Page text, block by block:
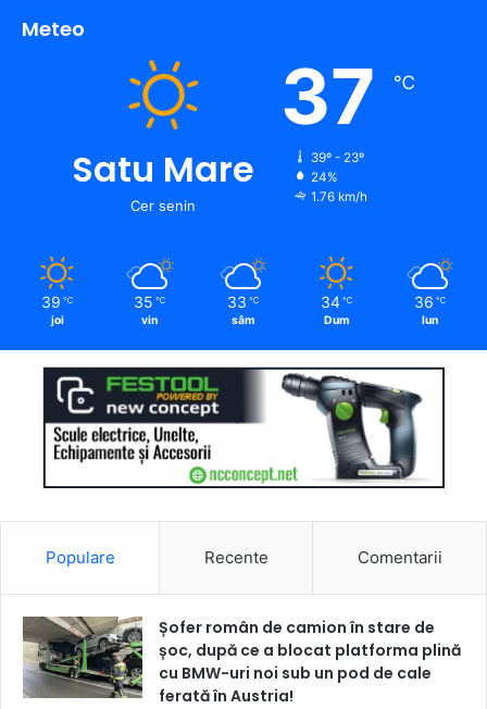
Meteo
Satu Mare
Cer senin
37 ℃
39º - 23º
24%
1.76 km/h
39 ℃
joi
35 ℃
vin
33 ℃
sâm
34 ℃
Dum
36 ℃
lun
Populare Recente Comentarii
Șofer român de camion în stare de
șoc, după ce a blocat platforma plină
cu BMW-uri noi sub un pod de cale
ferată în Austria!